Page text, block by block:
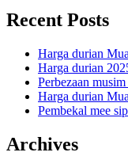
Recent Posts
Harga durian
Harga durian
Perbezaan
Harga durian
Pembekal mee
Archives